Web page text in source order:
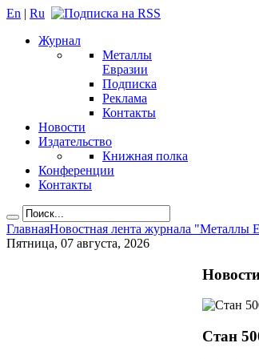
En | Ru
Журнал
Металлы
Евразии
Подписка
Реклама
Контакты
Новости
Издательство
Книжная полка
Конференции
Контакты
ГлавнаяНовостная лента журнала "Металлы
Пятница, 07 августа, 2026
Стан